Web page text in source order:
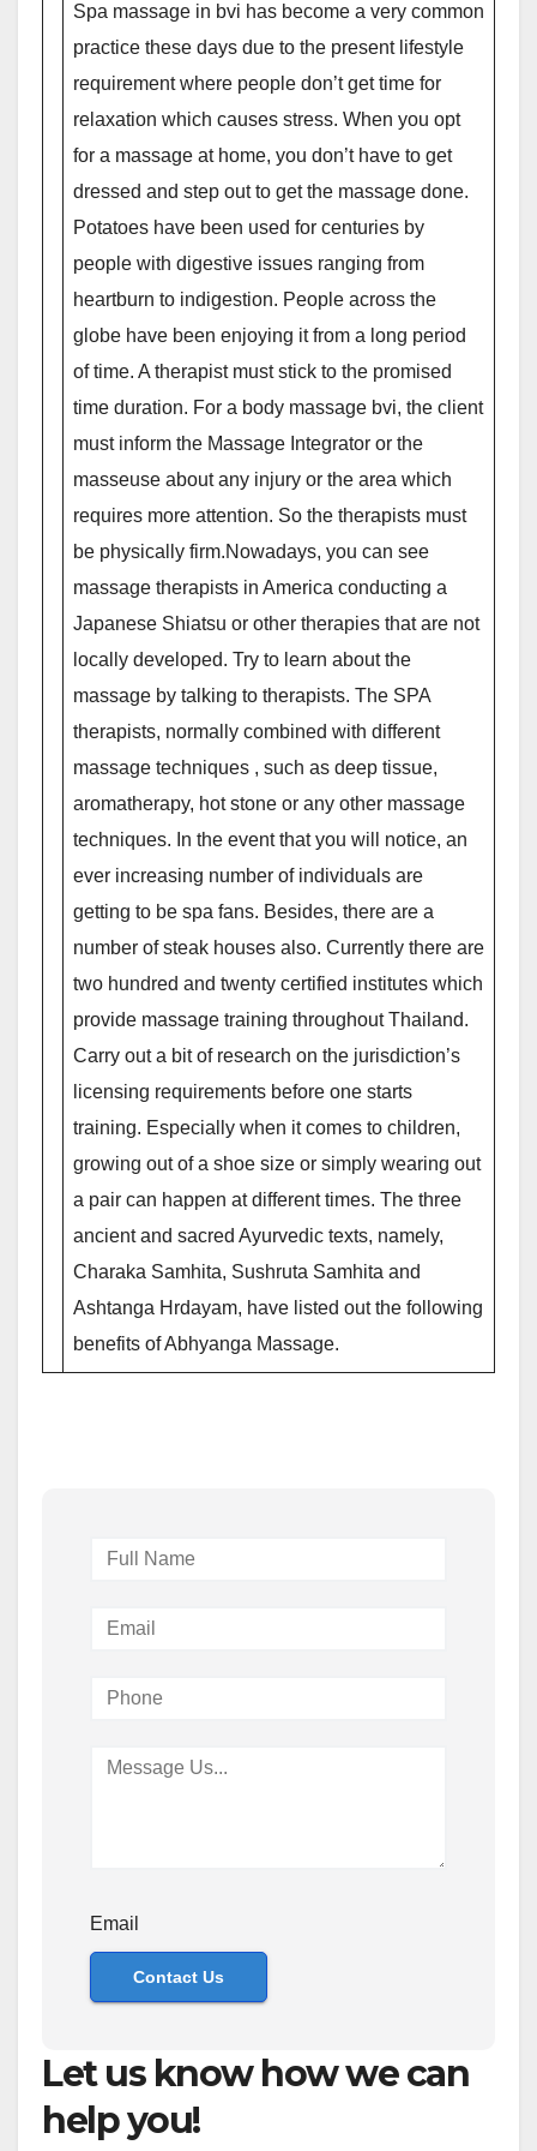
Spa massage in bvi has become a very common
practice these days due to the present lifestyle
requirement where people don’t get time for
relaxation which causes stress. When you opt
for a massage at home, you don’t have to get
dressed and step out to get the massage done.
Potatoes have been used for centuries by
people with digestive issues ranging from
heartburn to indigestion. People across the
globe have been enjoying it from a long period
of time. A therapist must stick to the promised
time duration. For a body massage bvi, the client
must inform the Massage Integrator or the
masseuse about any injury or the area which
requires more attention. So the therapists must
be physically firm.Nowadays, you can see
massage therapists in America conducting a
Japanese Shiatsu or other therapies that are not
locally developed. Try to learn about the
massage by talking to therapists. The SPA
therapists, normally combined with different
massage techniques , such as deep tissue,
aromatherapy, hot stone or any other massage
techniques. In the event that you will notice, an
ever increasing number of individuals are
getting to be spa fans. Besides, there are a
number of steak houses also. Currently there are
two hundred and twenty certified institutes which
provide massage training throughout Thailand.
Carry out a bit of research on the jurisdiction’s
licensing requirements before one starts
training. Especially when it comes to children,
growing out of a shoe size or simply wearing out
a pair can happen at different times. The three
ancient and sacred Ayurvedic texts, namely,
Charaka Samhita, Sushruta Samhita and
Ashtanga Hrdayam, have listed out the following
benefits of Abhyanga Massage.
Email
Contact Us
Let us know how we can
help you!